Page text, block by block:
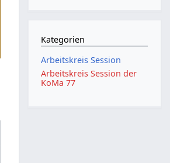
Kategorien
Arbeitskreis Session
Arbeitskreis Session der
KoMa 77